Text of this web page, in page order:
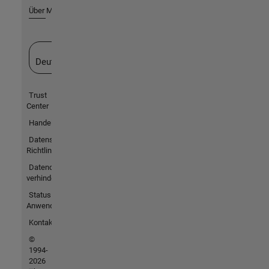
Über MathWorks
Deutschland
Trust
Center
Handelsmarken
Datenschutz-
Richtlinien
Datendiebstahl
verhindern
Status von
Anwendungen
Kontakt
©
1994-
2026